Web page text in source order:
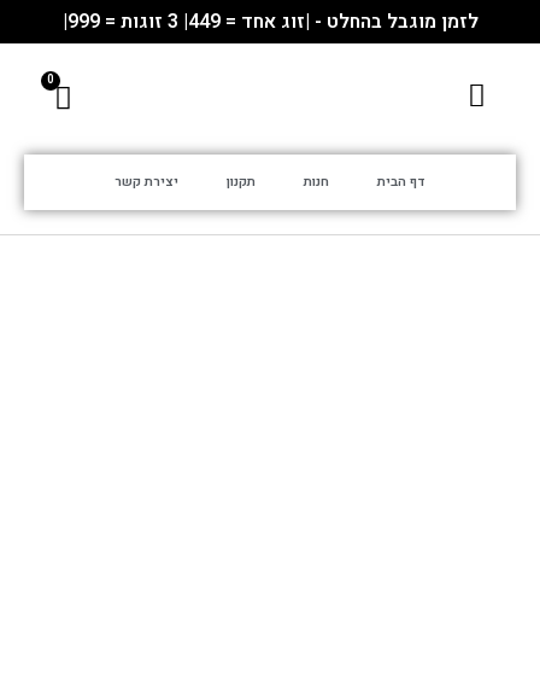
לזמן מוגבל בהחלט - |זוג אחד = 449| 3 זוגות = 999|
דף הבית חנות תקנון יצירת קשר